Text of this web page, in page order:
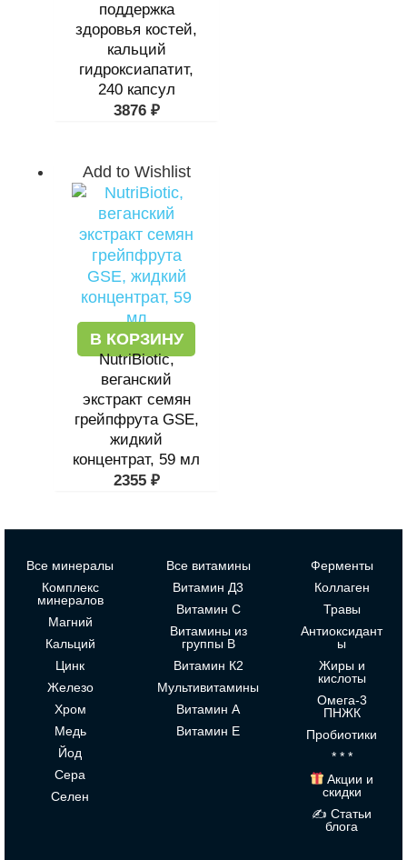
поддержка
здоровья костей,
кальций
гидроксиапатит,
240 капсул
3876 ₽
Add to Wishlist
В КОРЗИНУ
NutriBiotic,
веганский
экстракт семян
грейпфрута GSE,
жидкий
концентрат, 59 мл
2355 ₽
Все минералы
Комплекс
минералов
Магний
Кальций
Цинк
Железо
Хром
Медь
Йод
Сера
Селен
Все витамины
Витамин Д3
Витамин С
Витамины из
группы В
Витамин К2
Мультивитамины
Витамин А
Витамин Е
Ферменты
Коллаген
Травы
Антиоксидант
ы
Жиры и
кислоты
Омега-3
ПНЖК
Пробиотики
* * *
Акции и
скидки
✍ Статьи
блога